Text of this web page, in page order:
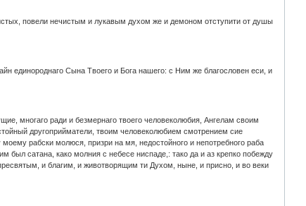
повели нечистым и лукавым духом же и демоном отступити от душы
единороднаго Сына Твоего и Бога нашего: с Ним же благословен ecи, и
многаго ради и безмернаго твоего человеколюбия, Ангелам своим
другоприйматели, твоим человеколюбием смотрением сие
рабски молюся, призри на мя, недостойного и непотребного раба
был сатана, како молния с небесе ниспаде,: тако да и аз крепко побежду
и благим, и животворящим ти Духом, ныне, и присно, и во веки